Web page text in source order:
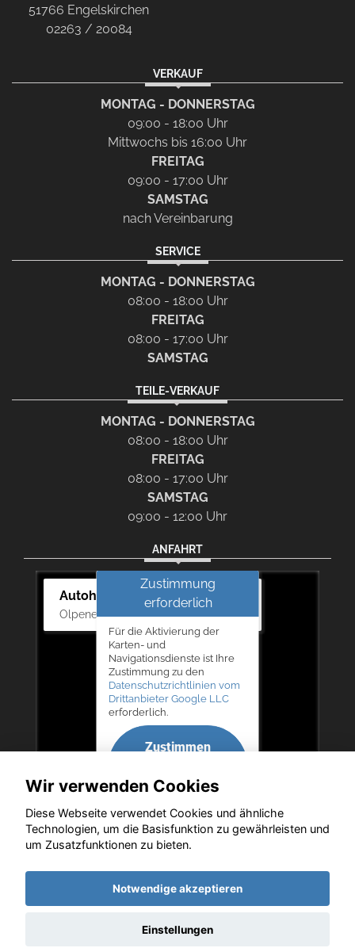
51766 Engelskirchen
02263 / 20084
VERKAUF
MONTAG - DONNERSTAG
09:00 - 18:00 Uhr
Mittwochs bis 16:00 Uhr
FREITAG
09:00 - 17:00 Uhr
SAMSTAG
nach Vereinbarung
SERVICE
MONTAG - DONNERSTAG
08:00 - 18:00 Uhr
FREITAG
08:00 - 17:00 Uhr
SAMSTAG
TEILE-VERKAUF
MONTAG - DONNERSTAG
08:00 - 18:00 Uhr
FREITAG
08:00 - 17:00 Uhr
SAMSTAG
09:00 - 12:00 Uhr
ANFAHRT
Autohaus Bernd Lurz KG
Olpener Str. 31, 51766 Engelskirchen
Zustimmung
erforderlich
Für die Aktivierung der
Karten- und
Navigationsdienste ist Ihre
Zustimmung zu den
Datenschutzrichtlinien vom
Drittanbieter Google LLC
erforderlich.
Zustimmen
aktivieren
Copyright © 2026. Autohaus Bernd Lurz KG
Wir verwenden Cookies
Diese Webseite verwendet Cookies und ähnliche
Technologien, um die Basisfunktion zu gewährleisten und
um Zusatzfunktionen zu bieten.
Notwendige akzeptieren
Einstellungen